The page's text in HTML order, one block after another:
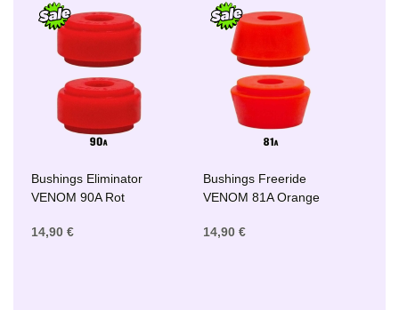
Bushings Eliminator
VENOM 90A Rot
14,90 €
Bushings Freeride
VENOM 81A Orange
14,90 €